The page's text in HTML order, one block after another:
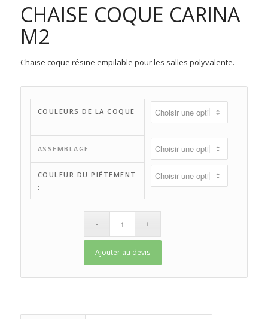
CHAISE COQUE CARINA
M2
Chaise coque résine empilable pour les salles polyvalente.
COULEURS DE LA COQUE
:
ASSEMBLAGE
COULEUR DU PIÉTEMENT
:
Ajouter au devis